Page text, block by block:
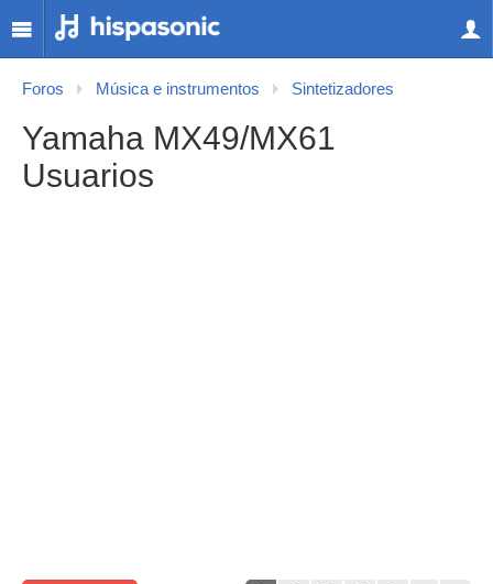
Foros Música e instrumentos Sintetizadores
Yamaha MX49/MX61
Usuarios